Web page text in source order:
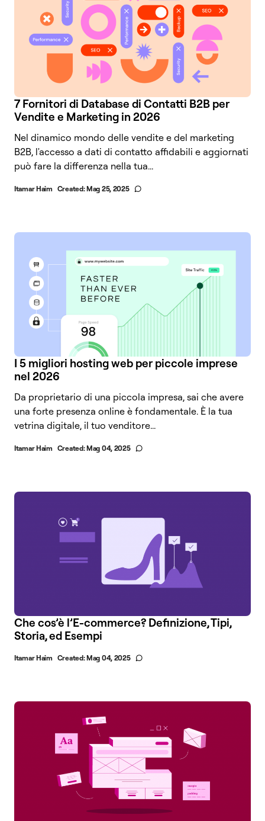
7 Fornitori di Database di Contatti B2B per
Vendite e Marketing in 2026
Nel dinamico mondo delle vendite e del marketing
B2B, l'accesso a dati di contatto affidabili e aggiornati
può fare la differenza nella tua...
Itamar Haim Created:Mag 25, 2025
I 5 migliori hosting web per piccole imprese
nel 2026
Da proprietario di una piccola impresa, sai che avere
una forte presenza online è fondamentale. È la tua
vetrina digitale, il tuo venditore...
Itamar Haim Created:Mag 04, 2025
Che cos’è l’E-commerce? Definizione, Tipi,
Storia, ed Esempi
Itamar Haim Created:Mag 04, 2025